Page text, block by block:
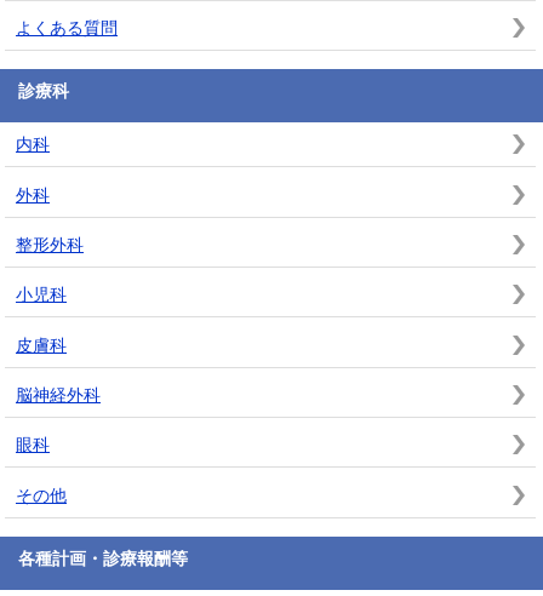
よくある質問
診療科
内科
外科
整形外科
小児科
皮膚科
脳神経外科
眼科
その他
各種計画・診療報酬等